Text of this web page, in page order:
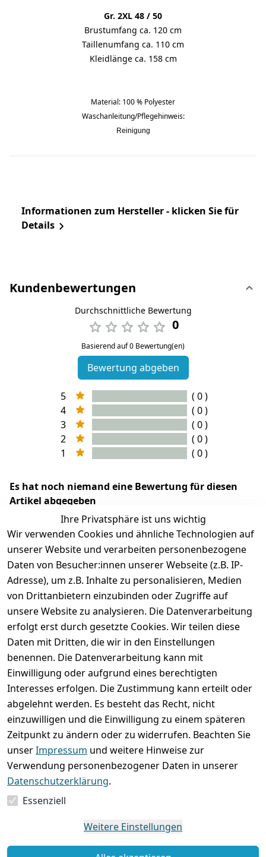
Gr. 2XL 48 / 50
Brustumfang ca. 120 cm
Taillenumfang ca. 110 cm
Kleidlänge ca. 158 cm
Material: 100 % Polyester
Waschanleitung/Pflegehinweis:
Reinigung
Informationen zum Hersteller - klicken Sie für
Details
Kundenbewertungen
Durchschnittliche Bewertung
0
Basierend auf 0 Bewertung(en)
Bewertung abgeben
5
( 0 )
4
( 0 )
3
( 0 )
2
( 0 )
1
( 0 )
Es hat noch niemand eine Bewertung für diesen
Artikel abgegeben
Ihre Privatsphäre ist uns wichtig
Wir verwenden Cookies und ähnliche Technologien auf
unserer Website und verarbeiten personenbezogene
Daten von Besucher:innen unserer Webseite (z.B. IP-
Adresse), um z.B. Inhalte zu personalisieren, Medien
von Drittanbietern einzubinden oder Zugriffe auf
unsere Website zu analysieren. Die Datenverarbeitung
erfolgt erst durch gesetzte Cookies. Wir teilen diese
Daten mit Dritten, die wir in den Einstellungen
benennen. Die Datenverarbeitung kann mit
Einwilligung oder aufgrund eines berechtigten
Interesses erfolgen. Die Zustimmung kann erteilt oder
abgelehnt werden. Es besteht das Recht, nicht
einzuwilligen und die Einwilligung zu einem späteren
Zeitpunkt zu ändern oder zu widerrufen. Beachten Sie
unserImpressum und weitere Hinweise zur
Verwendung personenbezogener Daten in unserer
Datenschutzerklärung.
Essenziell
Weitere Einstellungen
Rechtliches
Impressum
Datenschutze
rklärung
Batterieentsor
gung
Widerrufsrec
Services
Kontakt
Registrieren
Zahlung und
Versand
Umtausch /
Reklamation
Wir
versenden
mit
Folgt uns
gern auf
Zahle
bequem per